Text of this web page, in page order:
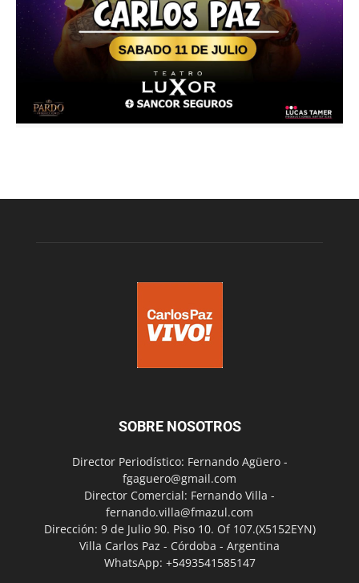
SOBRE NOSOTROS
Director Periodístico: Fernando Agüero -
fgaguero@gmail.com
Director Comercial: Fernando Villa -
fernando.villa@fmazul.com
Dirección: 9 de Julio 90. Piso 10. Of 107.(X5152EYN)
Villa Carlos Paz - Córdoba - Argentina
WhatsApp: +5493541585147